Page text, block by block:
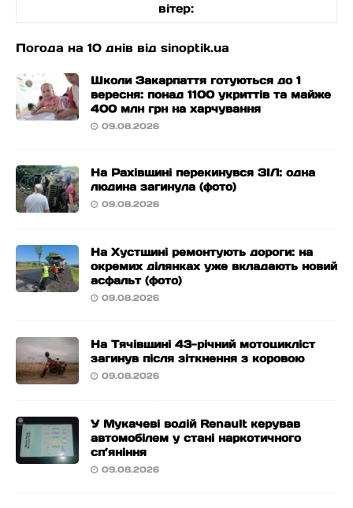
вітер:
Погода на 10 днів від sinoptik.ua
Школи Закарпаття готуються до 1
вересня: понад 1100 укриттів та майже
400 млн грн на харчування
09.08.2026
На Рахівщині перекинувся ЗІЛ: одна
людина загинула (фото)
09.08.2026
На Хустщині ремонтують дороги: на
окремих ділянках уже вкладають новий
асфальт (фото)
09.08.2026
На Тячівщині 43-річний мотоцикліст
загинув після зіткнення з коровою
09.08.2026
У Мукачеві водій Renault керував
автомобілем у стані наркотичного
сп’яніння
09.08.2026